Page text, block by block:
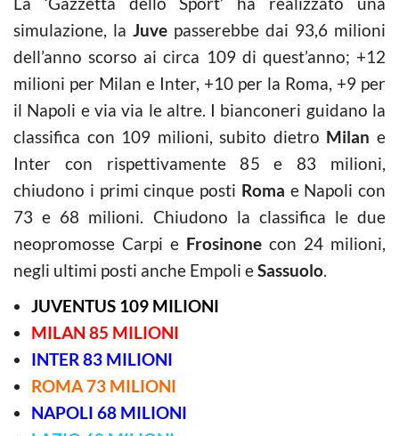
simulazione, la Juve passerebbe dai 93,6 milioni
dell’anno scorso ai circa 109 di quest’anno; +12
milioni per Milan e Inter, +10 per la Roma, +9 per
il Napoli e via via le altre. I bianconeri guidano la
classifica con 109 milioni, subito dietro Milan e
Inter con rispettivamente 85 e 83 milioni,
chiudono i primi cinque posti Roma e Napoli con
73 e 68 milioni. Chiudono la classifica le due
neopromosse Carpi e Frosinone con 24 milioni,
negli ultimi posti anche Empoli eSassuolo.
JUVENTUS 109 MILIONI
MILAN 85 MILIONI
INTER 83 MILIONI
ROMA 73 MILIONI
NAPOLI 68 MILIONI